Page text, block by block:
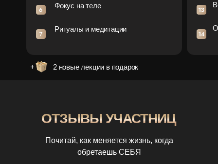
Фокус на теле
Ритуалы и медитации
2 новые лекции в подарок
+
ОТЗЫВЫ УЧАСТНИЦ
Почитай, как меняется жизнь, когда
обретаешь СЕБЯ